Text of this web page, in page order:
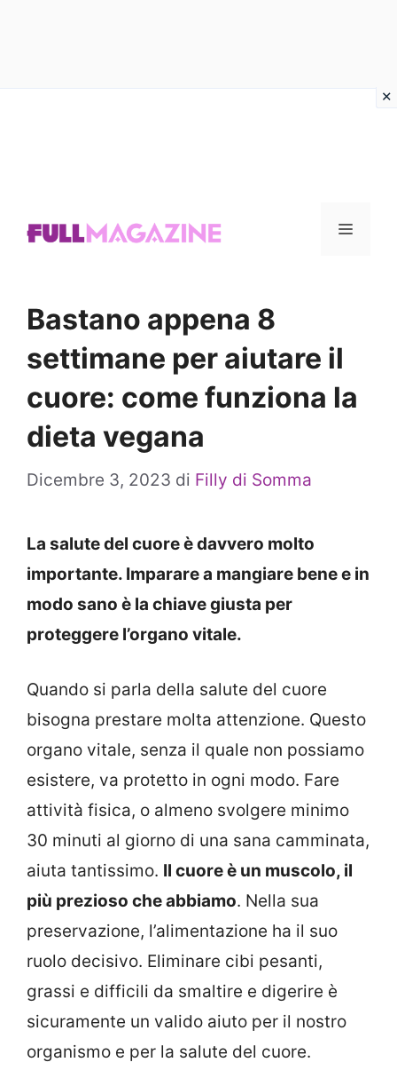
Menu
Bastano appena 8
settimane per aiutare il
cuore: come funziona la
dieta vegana
Dicembre 3, 2023 di Filly di Somma
La salute del cuore è davvero molto
importante. Imparare a mangiare bene e in
modo sano è la chiave giusta per
proteggere l’organo vitale.
Quando si parla della salute del cuore
bisogna prestare molta attenzione. Questo
organo vitale, senza il quale non possiamo
esistere, va protetto in ogni modo. Fare
attività fisica, o almeno svolgere minimo
30 minuti al giorno di una sana camminata,
aiuta tantissimo. Il cuore è un muscolo, il
più prezioso che abbiamo. Nella sua
preservazione, l’alimentazione ha il suo
ruolo decisivo. Eliminare cibi pesanti,
grassi e difficili da smaltire e digerire è
sicuramente un valido aiuto per il nostro
organismo e per la salute del cuore.